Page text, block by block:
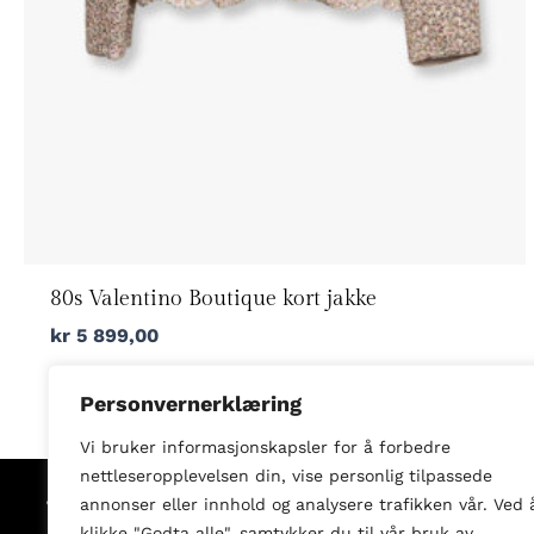
Personvernerklæring
Vi bruker informasjonskapsler for å forbedre
nettleseropplevelsen din, vise personlig tilpassede
annonser eller innhold og analysere trafikken vår. Ved
80s Valentino Boutique kort jakke
kr5 899,00
Shop